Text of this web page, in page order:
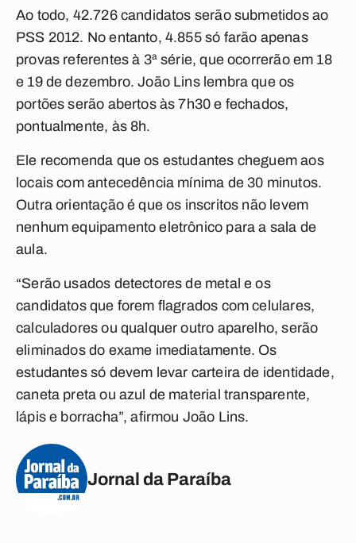
Ao todo, 42.726 candidatos serão submetidos ao
PSS 2012. No entanto, 4.855 só farão apenas
provas referentes à 3ª série, que ocorrerão em 18
e 19 de dezembro. João Lins lembra que os
portões serão abertos às 7h30 e fechados,
pontualmente, às 8h.
Ele recomenda que os estudantes cheguem aos
locais com antecedência mínima de 30 minutos.
Outra orientação é que os inscritos não levem
nenhum equipamento eletrônico para a sala de
aula.
“Serão usados detectores de metal e os
candidatos que forem flagrados com celulares,
calculadores ou qualquer outro aparelho, serão
eliminados do exame imediatamente. Os
estudantes só devem levar carteira de identidade,
caneta preta ou azul de material transparente,
lápis e borracha”, afirmou João Lins.
Jornal da Paraíba